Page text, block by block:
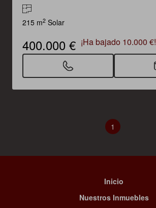
215 m2 Solar
400.000 € ¡Ha bajado 10.000 €!
1
Inicio
Nuestros Inmuebles